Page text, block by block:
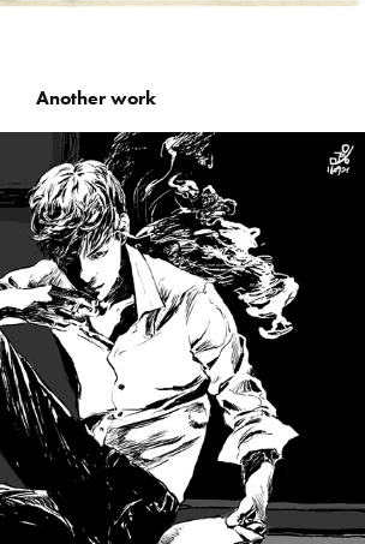
Another work
흑백 사진 Black picture
2017